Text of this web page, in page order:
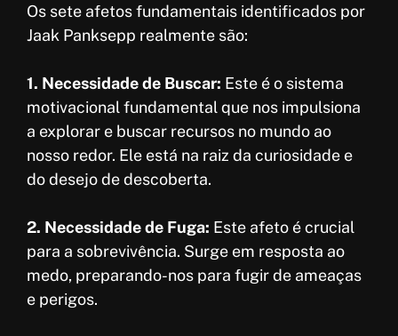
Os sete afetos fundamentais identificados por
Jaak Panksepp realmente são:
1. Necessidade de Buscar: Este é o sistema
motivacional fundamental que nos impulsiona
a explorar e buscar recursos no mundo ao
nosso redor. Ele está na raiz da curiosidade e
do desejo de descoberta.
2. Necessidade de Fuga: Este afeto é crucial
para a sobrevivência. Surge em resposta ao
medo, preparando-nos para fugir de ameaças
e perigos.